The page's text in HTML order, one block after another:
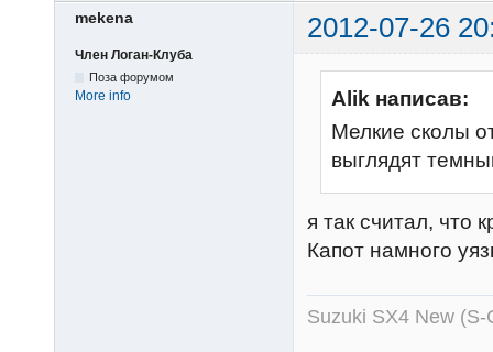
mekena 2012-07-26
Член Логан-Клуба
Поза форумом
More info
Alik написав:
Мелкие сколы
выглядят
я так считал, что
Капот намного
Suzuki SX4 New (S-